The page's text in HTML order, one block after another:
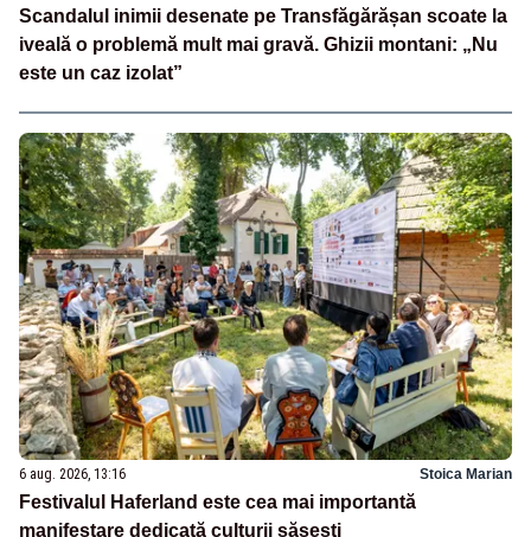
Scandalul inimii desenate pe Transfăgărășan scoate la
iveală o problemă mult mai gravă. Ghizii montani: „Nu
este un caz izolat”
6 aug. 2026, 13:16 Stoica Marian
Festivalul Haferland este cea mai importantă
manifestare dedicată culturii săsești